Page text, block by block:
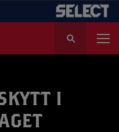
k
I